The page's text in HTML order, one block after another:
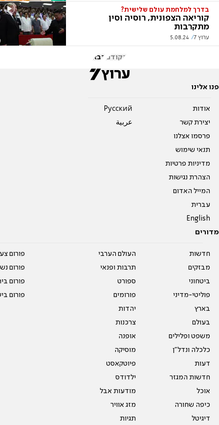
בדרך למלחמת עולם שלישית?
קוריאה הצפונית, רוסיה וסין
מתקרבות
ערוץ 7 5.08.24
הקודם הבא
פנו אלינו
אודות
יצירת קשר
פרסמו אצלנו
תנאי שימוש
מדיניות פרטיות
הצהרת נגישות
המייל האדום
עברית
English
Pусский
عربية
מדורים
חדשות
מבזקים
ביטחוני
פוליטי-מדיני
בארץ
בעולם
משפט ופלילים
כלכלה ונדל"ן
דעות
חדשות המגזר
אוכל
כיפה שחורה
דיגיטל
העולם הערבי
תרבות ופנאי
ספורט
פורומים
יהדות
צרכנות
אופנה
מוסיקה
פיוטקאסט
ילדודס
מודעות אבל
מזג אוויר
תגיות
פורום
פורום
פורום
פורום